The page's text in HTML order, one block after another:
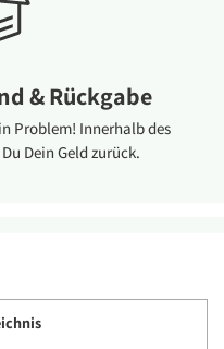
& Rückgabe
Problem! Innerhalb des
Dein Geld zurück.